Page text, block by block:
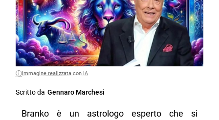
Immagine realizzata con IA
Scritto da Gennaro Marchesi
Branko è un astrologo esperto che si